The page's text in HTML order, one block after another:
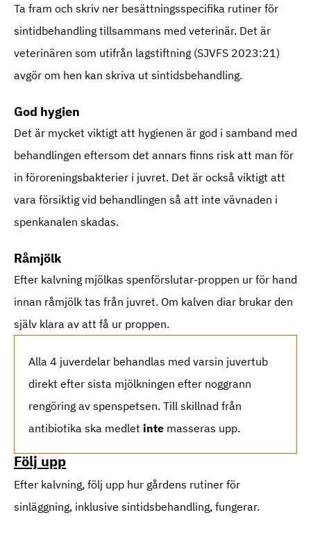
Ta fram och skriv ner besättningsspecifika rutiner för
sintidbehandling tillsammans med veterinär. Det är
veterinären som utifrån lagstiftning (SJVFS 2023:21)
avgör om hen kan skriva ut sintidsbehandling.
God hygien
Det är mycket viktigt att hygienen är god i samband med
behandlingen eftersom det annars finns risk att man för
in föroreningsbakterier i juvret. Det är också viktigt att
vara försiktig vid behandlingen så att inte vävnaden i
spenkanalen skadas.
Råmjölk
Efter kalvning mjölkas spenförslutar-proppen ur för hand
innan råmjölk tas från juvret. Om kalven diar brukar den
själv klara av att få ur proppen.
Alla 4 juverdelar behandlas med varsin juvertub
direkt efter sista mjölkningen efter noggrann
rengöring av spenspetsen. Till skillnad från
antibiotika ska medlet inte masseras upp.
Följ upp
Efter kalvning, följ upp hur gårdens rutiner för
sinläggning, inklusive sintidsbehandling, fungerar.